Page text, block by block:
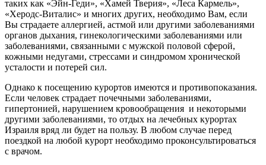
таких как «Эйн-Геди», «Хамей Тверия», «Леса Кармель»,
«Херодс-Виталис» и многих других, необходимо Вам, если
Вы страдаете аллергией, астмой или другими заболеваниями
органов дыхания, гинекологическими заболеваниями или
заболеваниями, связанными с мужской половой сферой,
кожными недугами, стрессами и синдромом хронической
усталости и потерей сил.
Однако к посещению курортов имеются и противопоказания.
Если человек страдает почечными заболеваниями,
гипертонией, нарушением кровообращения и некоторыми
другими заболеваниями, то отдых на лечебных курортах
Израиля вряд ли будет на пользу. В любом случае перед
поездкой на любой курорт необходимо проконсультироваться
с врачом.